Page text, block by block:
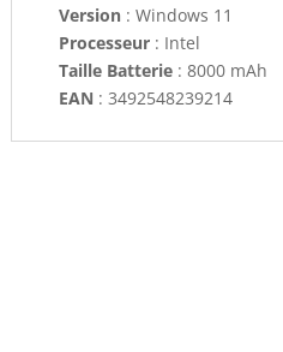
Version: Windows 11
Processeur: Intel
Taille Batterie: 8000 mAh
EAN : 3492548239214